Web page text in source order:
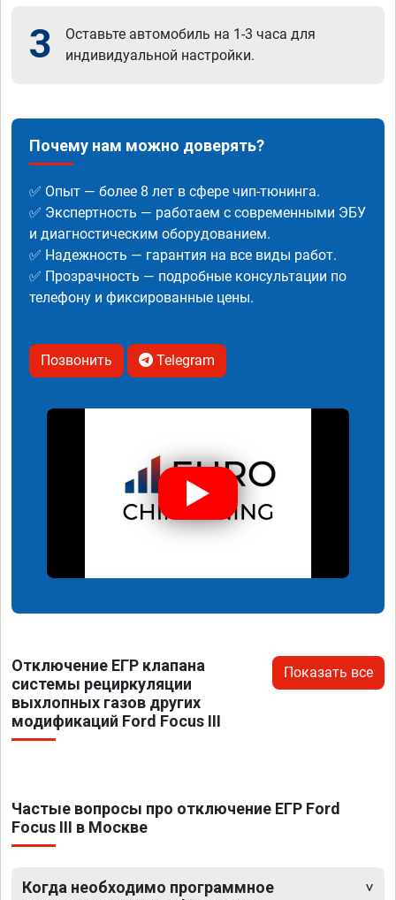
3
Оставьте автомобиль на 1-3 часа для
индивидуальной настройки.
Почему нам можно доверять?
✅ Опыт — более 8 лет в сфере чип-тюнинга.
✅ Экспертность — работаем с современными ЭБУ
и диагностическим оборудованием.
✅ Надежность — гарантия на все виды работ.
✅ Прозрачность — подробные консультации по
телефону и фиксированные цены.
Позвонить Telegram
Отключение ЕГР клапана
системы рециркуляции
выхлопных газов других
модификаций Ford Focus III
Показать все
Частые вопросы про отключение ЕГР Ford
Focus III в Москве
Когда необходимо программное